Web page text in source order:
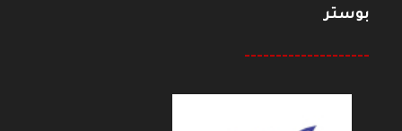
بوستر
--------------------